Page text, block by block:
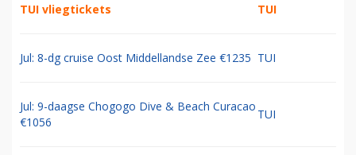
TUI vliegtickets TUI
Jul: 8-dg cruise Oost Middellandse Zee €1235 TUI
Jul: 9-daagse Chogogo Dive & Beach Curacao
€1056
TUI